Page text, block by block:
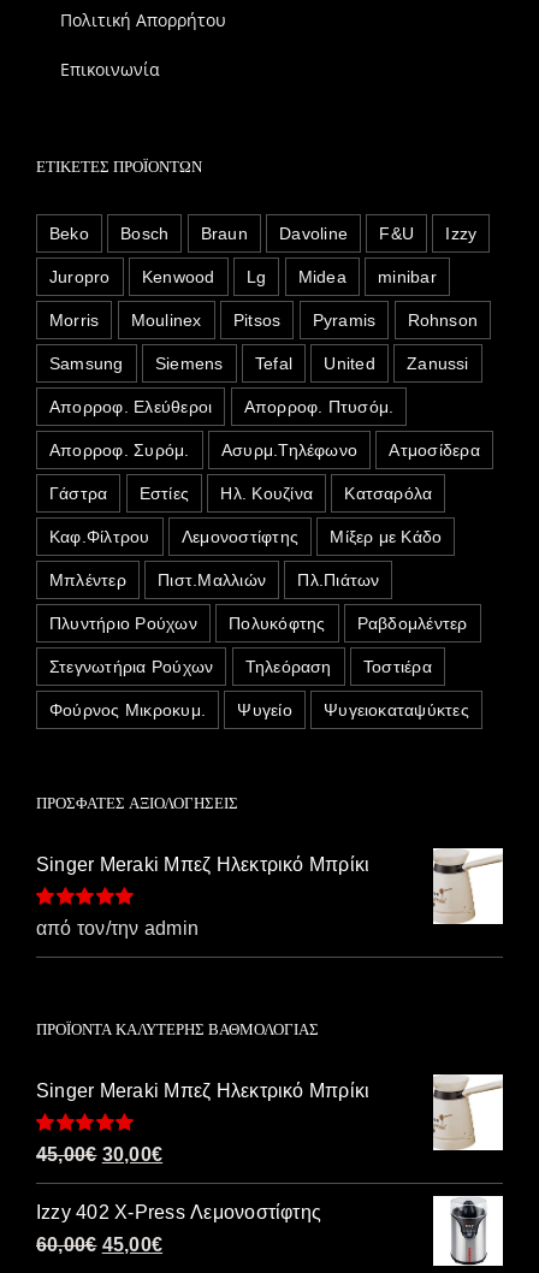
Πολιτική Απορρήτου
Επικοινωνία
ΕΤΙΚΈΤΕΣ ΠΡΟΪΌΝΤΩΝ
Beko Bosch Braun Davoline F&U Izzy
Juropro Kenwood Lg Midea minibar
Morris Moulinex Pitsos Pyramis Rohnson
Samsung Siemens Tefal United Zanussi
Απορροφ. Ελεύθεροι Απορροφ. Πτυσόμ.
Απορροφ. Συρόμ. Ασυρμ.Τηλέφωνο Ατμοσίδερα
Γάστρα Εστίες Ηλ. Κουζίνα Κατσαρόλα
Καφ.Φίλτρου Λεμονοστίφτης Μίξερ με Κάδο
Μπλέντερ Πιστ.Μαλλιών Πλ.Πιάτων
Πλυντήριο Ρούχων Πολυκόφτης Ραβδομλέντερ
Στεγνωτήρια Ρούχων Τηλεόραση Τοστιέρα
Φούρνος Μικροκυμ. Ψυγείο Ψυγειοκαταψύκτες
ΠΡΌΣΦΑΤΕΣ ΑΞΙΟΛΟΓΉΣΕΙΣ
Singer Meraki Μπεζ Ηλεκτρικό Μπρίκι
Βαθμολογήθηκε
από τον/την admin
ΠΡΟΪΌΝΤΑ ΚΑΛΎΤΕΡΗΣ ΒΑΘΜΟΛΟΓΊΑΣ
Singer Meraki Μπεζ Ηλεκτρικό Μπρίκι
Βαθμολογήθηκε
45,00€ Original
price
was:
45,00€.
30,00€Η
τρέχουσα
τιμή
είναι:
Izzy 402 X-Press Λεμονοστίφτης
60,00€ Original
45,00€Η